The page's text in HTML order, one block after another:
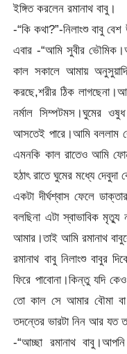
ইঙ্গিত করলেন রমানাথ বাবু।
-“কি কথা?”-নিলাংশু বাবু
এবার -“আমি সুবীর
কাল সকালে আমায়
করছে,শরীর ঠিক
নর্মাল সিম্পটমস।ঘুমের
আসতেই পারে।আমি বললাম
এমনকি কাল রাতেও আমি
হঠাৎ রাতে ঘুমের মধ্যে
একটা দীর্ঘশ্বাস ফেলে
বলছিনা এটা স্বাভাবিক
আমার।তাই আমি রমানাথ
রমানাথ বাবু নিলাংশু বাবুর
ফিরে পাবোনা।কিন্তু যদি
তো কাল সে আমার বৌমা
তদন্তের ভারটা নিন আর যত
-“আচ্ছা রমানাথ